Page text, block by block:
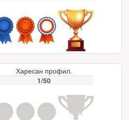
Харесан профил.
1/50